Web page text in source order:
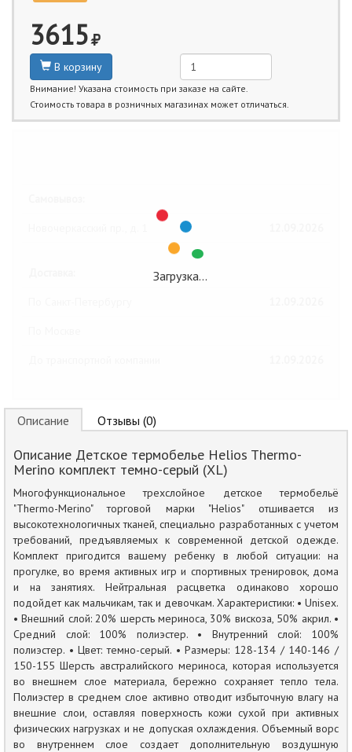
3615
В корзину
Внимание! Указана стоимость при заказе на сайте.
Стоимость товара в розничных магазинах может отличаться.
Загрузка…
Описание Отзывы (0)
Описание Детское термобелье Helios Thermo-
Merino комплект темно-серый (XL)
Многофункциональное трехслойное детское термобельё
"Thermo-Merino" торговой марки "Helios" отшивается из
высокотехнологичных тканей, специально разработанных с учетом
требований, предъявляемых к современной детской одежде.
Комплект пригодится вашему ребенку в любой ситуации: на
прогулке, во время активных игр и спортивных тренировок, дома
и на занятиях. Нейтральная расцветка одинаково хорошо
подойдет как мальчикам, так и девочкам. Характеристики: • Unisex.
• Внешний слой: 20% шерсть мериноса, 30% вискоза, 50% акрил. •
Средний слой: 100% полиэстер. • Внутренний слой: 100%
полиэстер. • Цвет: темно-серый. • Размеры: 128-134 / 140-146 /
150-155 Шерсть австралийского мериноса, которая используется
во внешнем слое материала, бережно сохраняет тепло тела.
Полиэстер в среднем слое активно отводит избыточную влагу на
внешние слои, оставляя поверхность кожи сухой при активных
физических нагрузках и не допуская охлаждения. Объемный ворс
во внутреннем слое создает дополнительную воздушную